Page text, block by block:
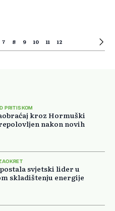
7 8 9 10 11 12
PRITISKOM
kroz Hormuški
nakon novih
svjetski lider u
skladištenju energije